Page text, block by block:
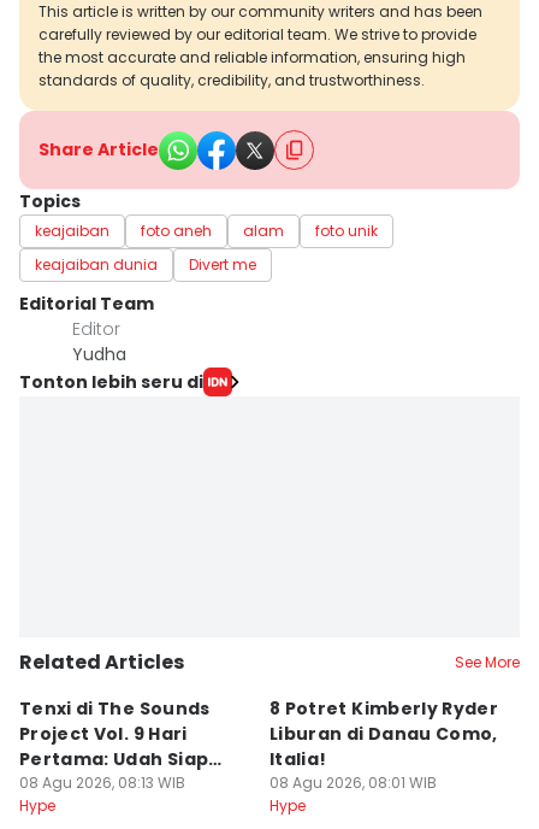
This article is written by our community writers and has been
carefully reviewed by our editorial team. We strive to provide
the most accurate and reliable information, ensuring high
standards of quality, credibility, and trustworthiness.
Share Article
Topics
keajaiban foto aneh alam
foto unik
keajaiban dunia
Divert me
Editorial Team
Editor
Yudha ‎
Tonton lebih seru di
Related Articles See More
Tenxi di The Sounds
Project Vol. 9 Hari
Pertama: Udah Siap
Menghipdut?
08 Agu 2026, 08:13 WIB
Hype
8 Potret Kimberly Ryder
Liburan di Danau Como,
Italia!
08 Agu 2026, 08:01 WIB
Hype